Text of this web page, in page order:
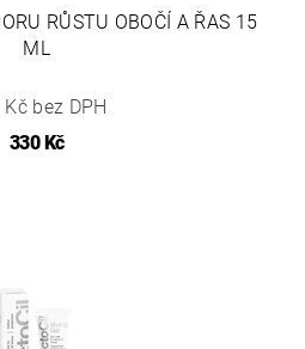
RŮSTU OBOČÍ A ŘAS 15
ML
bez DPH
330 Kč